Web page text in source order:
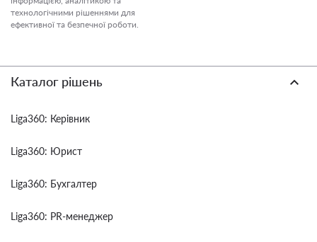
технологічними рішеннями для
ефективної та безпечної роботи.
Каталог рішень
Liga360: Керівник
Liga360: Юрист
Liga360: Бухгалтер
Liga360: PR-менеджер